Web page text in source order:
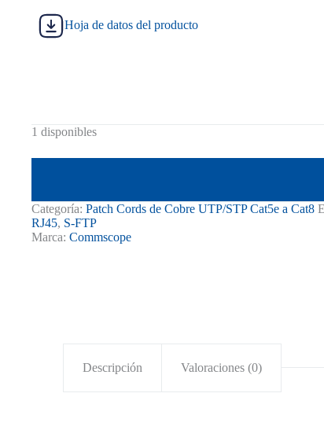
Hoja de datos del producto
1 disponibles
Categoría: Patch Cords de Cobre UTP/STP Cat5e a Cat8
RJ45, S-FTP
Marca: Commscope
Descripción Valoraciones (0)